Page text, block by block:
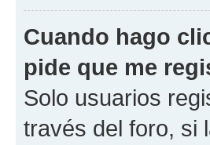
Cuando hago
pide que me
Solo usuarios
través del foro, si